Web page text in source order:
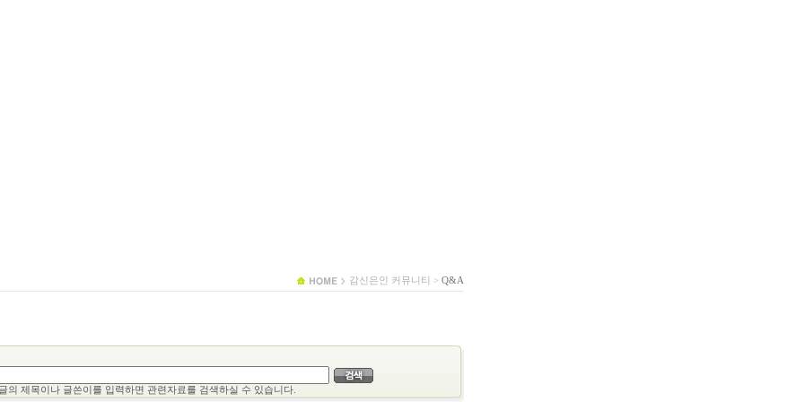
감신은인 커뮤니티 > Q&A
의 제목이나 글쓴이를 입력하면 관련자료를 검색하실 수 있습니다.